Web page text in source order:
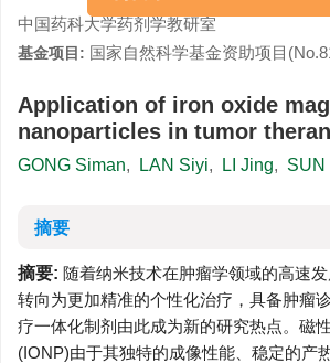
中国药科大学药剂学教研室
基金项目: 国家自然科学基金资助项目
Application of iron oxide
nanoparticles in tumor
GONG Siman, LAN Siyi, LI Jing, SUN
摘要
摘要: 随着纳米技术在肿瘤学领域的高速
转向为更加精准的个性化治疗，具备肿瘤
疗一体化制剂由此成为新的研究热点。磁
(IONP)由于其独特的成像性能、稳定的产
刊目录